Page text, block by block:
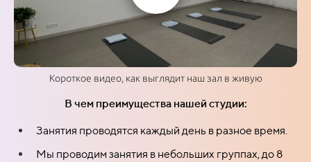
Короткое видео, как выглядит наш зал в живую
В чем преимущества нашей студии:
Занятия проводятся каждый день в разное время.
Мы проводим занятия в небольших группах, до 8